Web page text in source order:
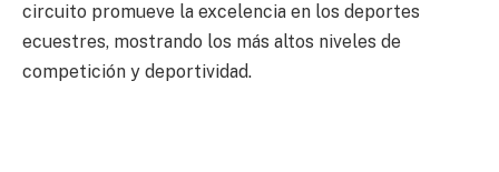
circuito promueve la excelencia en los deportes
ecuestres, mostrando los más altos niveles de
competición y deportividad.